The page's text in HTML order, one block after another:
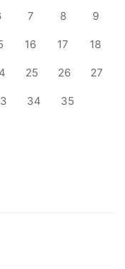
7 8 9
16 17 18
25 26 27
34 35